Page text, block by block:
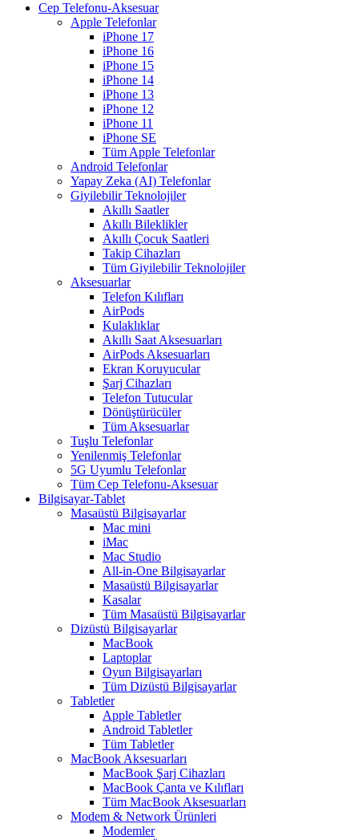
Cep Telefonu-Aksesuar
Apple Telefonlar
iPhone 17
iPhone 16
iPhone 15
iPhone 14
iPhone 13
iPhone 12
iPhone 11
iPhone SE
Tüm Apple Telefonlar
Android Telefonlar
Yapay Zeka (AI) Telefonlar
Giyilebilir Teknolojiler
Akıllı Saatler
Akıllı Bileklikler
Akıllı Çocuk Saatleri
Takip Cihazları
Tüm Giyilebilir Teknolojiler
Aksesuarlar
Telefon Kılıfları
AirPods
Kulaklıklar
Akıllı Saat Aksesuarları
AirPods Aksesuarları
Ekran Koruyucular
Şarj Cihazları
Telefon Tutucular
Dönüştürücüler
Tüm Aksesuarlar
Tuşlu Telefonlar
Yenilenmiş Telefonlar
5G Uyumlu Telefonlar
Tüm Cep Telefonu-Aksesuar
Bilgisayar-Tablet
Masaüstü Bilgisayarlar
Mac mini
iMac
Mac Studio
All-in-One Bilgisayarlar
Masaüstü Bilgisayarlar
Kasalar
Tüm Masaüstü Bilgisayarlar
Dizüstü Bilgisayarlar
MacBook
Laptoplar
Oyun Bilgisayarları
Tüm Dizüstü Bilgisayarlar
Tabletler
Apple Tabletler
Android Tabletler
Tüm Tabletler
MacBook Aksesuarları
MacBook Şarj Cihazları
MacBook Çanta ve Kılıfları
Tüm MacBook Aksesuarları
Modem & Network Ürünleri
Modemler